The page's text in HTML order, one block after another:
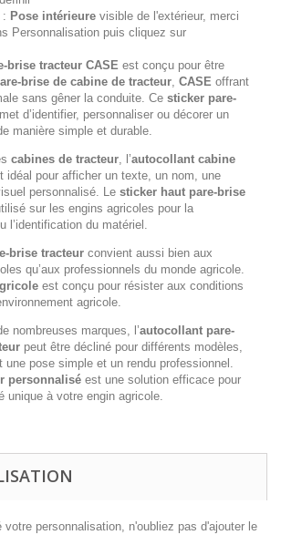
: Pose intérieure visible de l'extérieur, merci
Personnalisation puis cliquez sur
brise tracteur CASE est conçu pour être
brise de cabine de tracteur, CASE offrant
sans gêner la conduite. Ce sticker pare-
d’identifier, personnaliser ou décorer un
manière simple et durable.
cabines de tracteur, l’autocollant cabine
idéal pour afficher un texte, un nom, une
personnalisé. Le sticker haut pare-brise
sur les engins agricoles pour la
l’identification du matériel.
brise tracteur convient aussi bien aux
qu’aux professionnels du monde agricole.
est conçu pour résister aux conditions
agricole.
nombreuses marques, l’autocollant pare-
peut être décliné pour différents modèles,
une pose simple et un rendu professionnel.
personnalisé est une solution efficace pour
unique à votre engin agricole.
votre personnalisation, n'oubliez pas d'ajouter le